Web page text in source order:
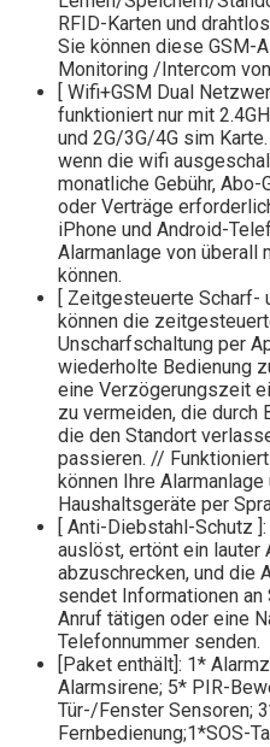
RFID-Karten und
Sie können diese GSM-
Monitoring /Intercom
[ Wifi+GSM Dual
funktioniert nur mit
und 2G/3G/4G sim
wenn die wifi
monatliche Gebühr,
oder Verträge
iPhone und Android-
Alarmanlage von überall
können.
[ Zeitgesteuerte Scharf-
können die
Unscharfschaltung per
wiederholte Bedienung
eine Verzögerungszeit
zu vermeiden, die durch
die den Standort
passieren. //
können Ihre
Haushaltsgeräte per
[ Anti-Diebstahl-Schutz
auslöst, ertönt ein lauter
abzuschrecken, und die
sendet Informationen
Anruf tätigen oder eine
Telefonnummer senden.
[Paket enthält]: 1*
Alarmsirene; 5* PIR-
Tür-/Fenster Sensoren;
Fernbedienung;1*SOS-